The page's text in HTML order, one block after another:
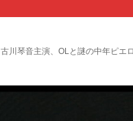
古川琴音主演、OLと謎の中年ピエ